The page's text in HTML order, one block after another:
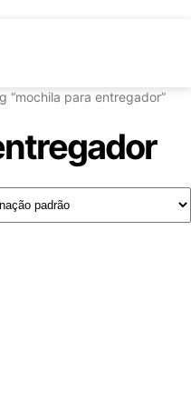
“mochila para entregador”